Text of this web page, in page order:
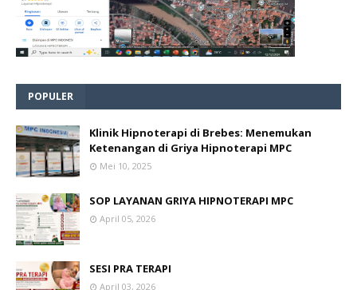
POPULER
Klinik Hipnoterapi di Brebes: Menemukan
Ketenangan di Griya Hipnoterapi MPC
Mei 10, 2025
SOP LAYANAN GRIYA HIPNOTERAPI MPC
April 05, 2026
SESI PRA TERAPI
April 03, 2026